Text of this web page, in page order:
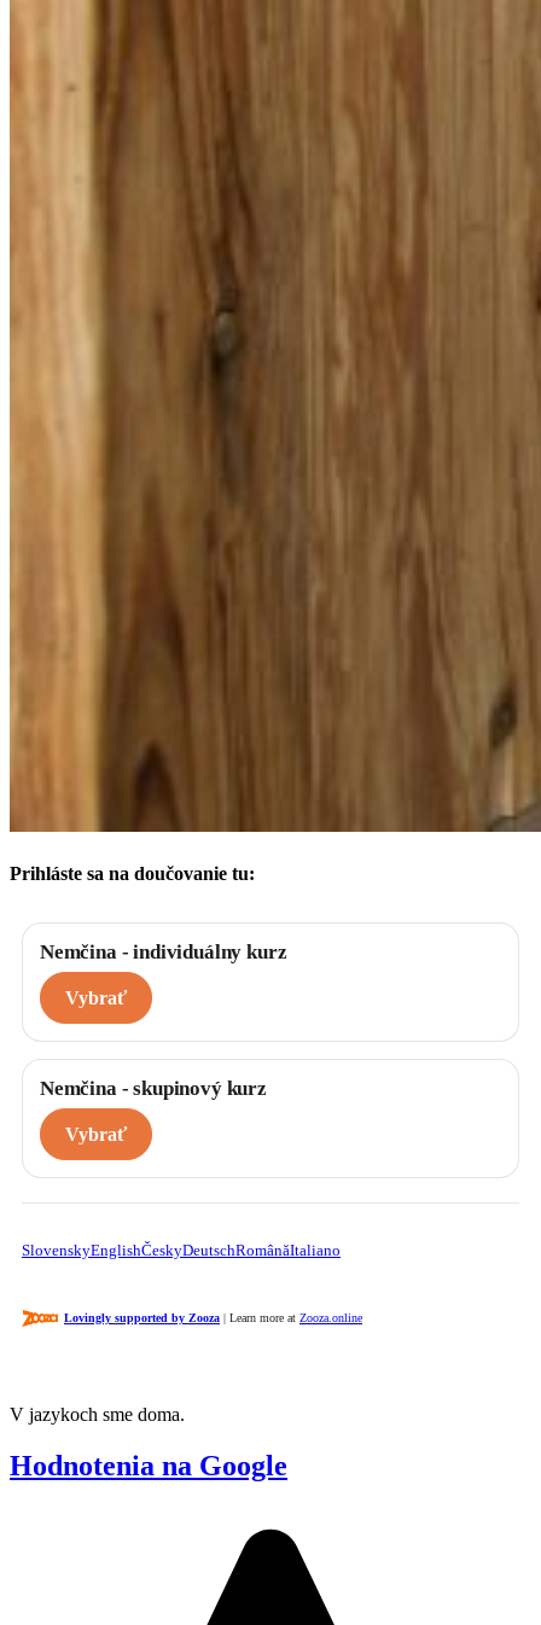
Prihláste sa na doučovanie tu:
Vyberte si
Nemčina - individuálny kurz
Vybrať
Nemčina - skupinový kurz
Vybrať
SlovenskyEnglishČeskyDeutschRomânăItaliano
Lovingly supported by Zooza | Learn more at Zooza.online
V jazykoch sme doma.
Hodnotenia na Google